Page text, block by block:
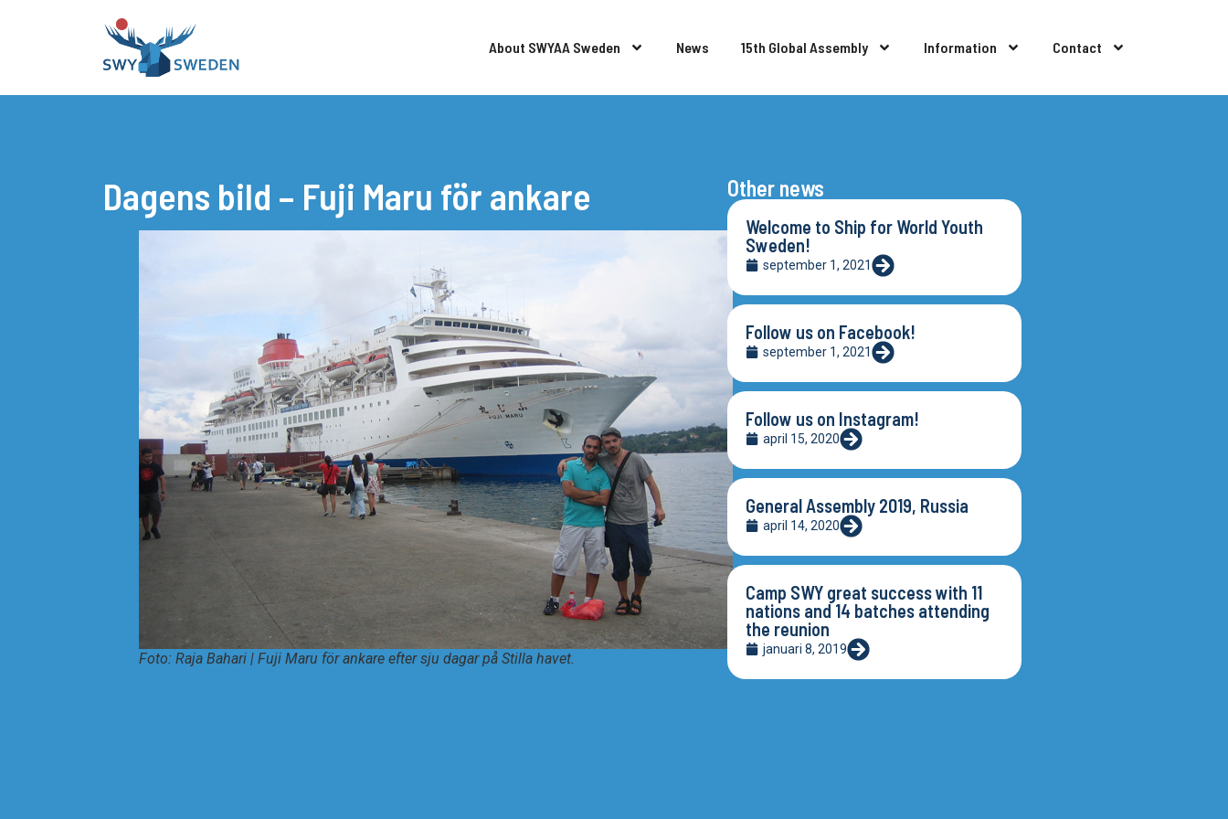
About SWYAA Sweden News 15th Global Assembly Information Contact
Dagens bild – Fuji Maru för ankare
Foto: Raja Bahari | Fuji Maru för ankare efter sju dagar på Stilla havet.
Other news
Welcome to Ship for World Youth
Sweden!
september 1, 2021
Follow us on Facebook!
september 1, 2021
Follow us on Instagram!
april 15, 2020
General Assembly 2019, Russia
april 14, 2020
Camp SWY great success with 11
nations and 14 batches attending
the reunion
januari 8, 2019